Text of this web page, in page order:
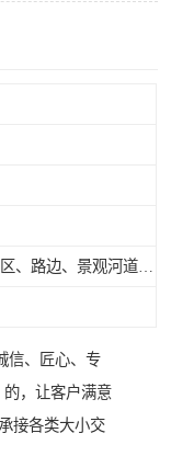
信、匠心、专
，让客户满意
接各类大小交